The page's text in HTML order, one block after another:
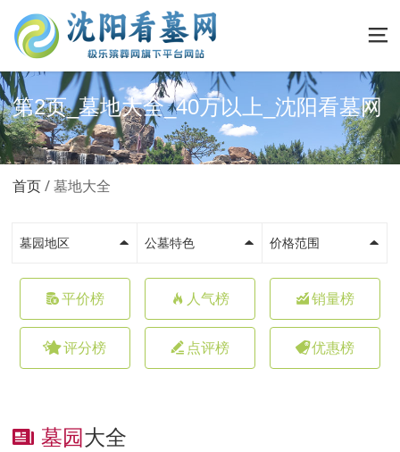
第2页_墓地大全_40万以上_沈阳看墓网
首页 墓地大全
墓园地区 公墓特色 价格范围
平价榜 人气榜 销量榜
评分榜 点评榜 优惠榜
墓园大全